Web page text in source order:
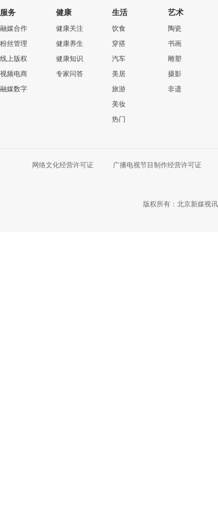
服务
融媒合作
粉丝管理
线上版权
视频电商
融媒数字
健康
健康关注
健康养生
健康知识
专家问答
生活
饮食
穿搭
汽车
美居
旅游
美妆
热门
艺术
陶瓷
书画
雕塑
摄影
非遗
网络文化经营许可证 广播电视节目制作经营许可证
版权所有：北京新媒